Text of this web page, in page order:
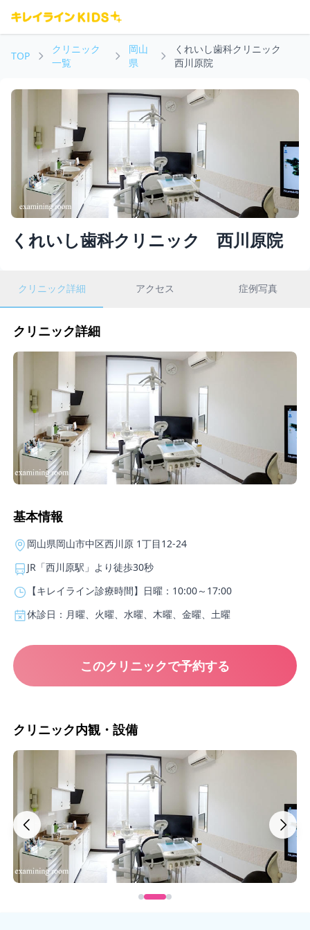
TOP
クリニック
一覧
岡山
県
くれいし歯科クリニック
西川原院
くれいし歯科クリニック 西川原院
クリニック詳細 アクセス 症例写真
クリニック詳細
基本情報
岡山県岡山市中区西川原 1丁目12-24
JR「西川原駅」より徒歩30秒
【キレイライン診療時間】日曜：10:00～17:00
休診日：月曜、火曜、水曜、木曜、金曜、土曜
このクリニックで予約する
クリニック内観・設備